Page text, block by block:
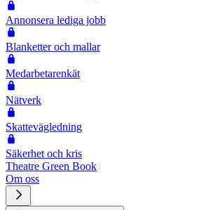
Annonsera lediga jobb
Blanketter och mallar
Medarbetarenkät
Nätverk
Skattevägledning
Säkerhet och kris
Theatre Green Book
Om oss